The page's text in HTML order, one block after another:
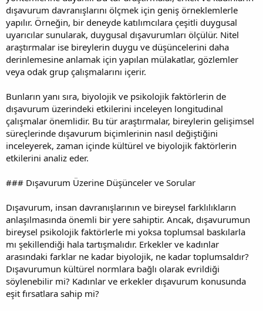
dışavurum davranışlarını ölçmek için geniş örneklemlerle
yapılır. Örneğin, bir deneyde katılımcılara çeşitli duygusal
uyarıcılar sunularak, duygusal dışavurumları ölçülür. Nitel
araştırmalar ise bireylerin duygu ve düşüncelerini daha
derinlemesine anlamak için yapılan mülakatlar, gözlemler
veya odak grup çalışmalarını içerir.
Bunların yanı sıra, biyolojik ve psikolojik faktörlerin de
dışavurum üzerindeki etkilerini inceleyen longitudinal
çalışmalar önemlidir. Bu tür araştırmalar, bireylerin gelişimsel
süreçlerinde dışavurum biçimlerinin nasıl değiştiğini
inceleyerek, zaman içinde kültürel ve biyolojik faktörlerin
etkilerini analiz eder.
### Dışavurum Üzerine Düşünceler ve Sorular
Dışavurum, insan davranışlarının ve bireysel farklılıkların
anlaşılmasında önemli bir yere sahiptir. Ancak, dışavurumun
bireysel psikolojik faktörlerle mi yoksa toplumsal baskılarla
mı şekillendiği hala tartışmalıdır. Erkekler ve kadınlar
arasındaki farklar ne kadar biyolojik, ne kadar toplumsaldır?
Dışavurumun kültürel normlara bağlı olarak evrildiği
söylenebilir mi? Kadınlar ve erkekler dışavurum konusunda
eşit fırsatlara sahip mi?